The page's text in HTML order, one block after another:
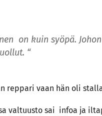
on kuin syöpä.
“
reppari vaan hän oli
valtuusto sai infoa ja